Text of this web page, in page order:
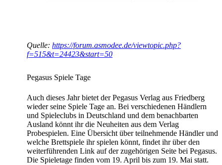
Quelle: https://forum.asmodee.de/viewtopic.php?
f=515&t=24423&start=50
Pegasus Spiele Tage
Auch dieses Jahr bietet der Pegasus Verlag aus Friedberg
wieder seine Spiele Tage an. Bei verschiedenen Händlern
und Spieleclubs in Deutschland und dem benachbarten
Ausland könnt ihr die Neuheiten aus dem Verlag
Probespielen. Eine Übersicht über teilnehmende Händler und
welche Brettspiele ihr spielen könnt, findet ihr über den
weiterführenden Link auf der zugehörigen Seite bei Pegasus.
Die Spieletage finden vom 19. April bis zum 19. Mai statt.